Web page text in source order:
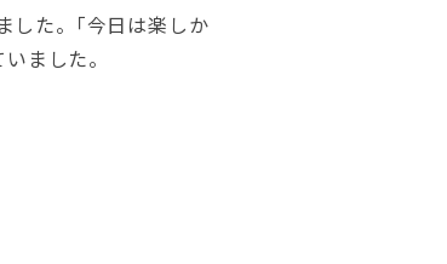
した。｢今日は楽しか
ました。